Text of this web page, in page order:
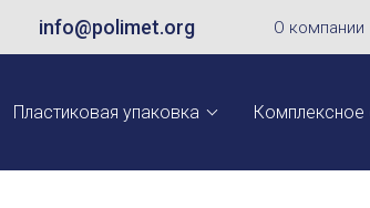
info@polimet.org О компании
Пластиковая упаковка Комплексное